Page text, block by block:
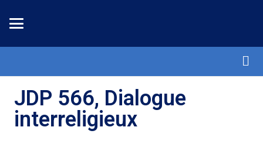
JDP 566, Dialogue
interreligieux